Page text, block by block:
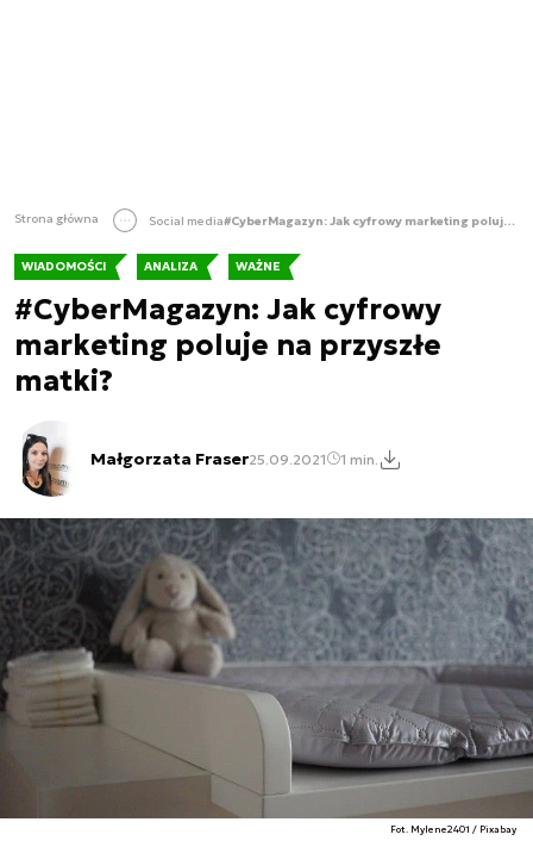
Strona główna Social media #CyberMagazyn: Jak cyfrowy marketing poluje na przyszłe matki?
WIADOMOŚCI ANALIZA WAŻNE
#CyberMagazyn: Jak cyfrowy
marketing poluje na przyszłe
matki?
Małgorzata Fraser25.09.2021 1 min.
Fot. Mylene2401 / Pixabay